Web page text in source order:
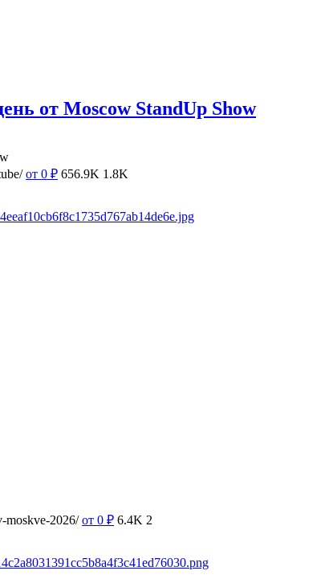
от Moscow StandUp Show
от 0 ₽ 656.9K 1.8K
moskve-2026/ от 0 ₽ 6.4K 2